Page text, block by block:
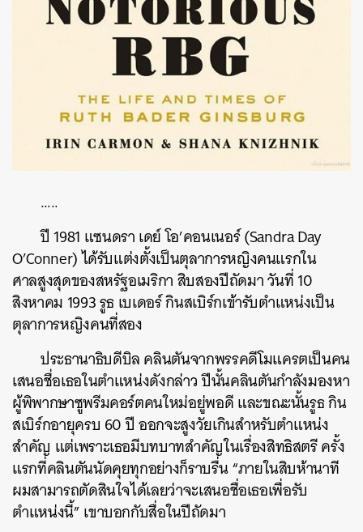
…..
ปี1981 แซนดราเดย์โอ’คอนเนอร์(Sandra Day
O’Conner)ได้รับแต่งตั้งเป็นตุลาการหญิงคนแรกใน
ศาลสูงสุดของสหรัฐอเมริกาสิบสองปีถัดมาวันที่10
สิงหาคม1993รูธเบเดอร์กินสเบิร์กเข้ารับตำแหน่งเป็น
ตุลาการหญิงคนที่สอง
ประธานาธิบดีบิลคลินตันจากพรรคดีโมแครตเป็นคน
เสนอชื่อเธอในตำแหน่งดังกล่าวปีนั้นคลินตันกำลังมองหา
ผู้พิพากษาซูพรีมคอร์ตคนใหม่อยู่พอดีและขณะนั้นรูธกิน
สเบิร์กอายุครบ 60ปีออกจะสูงวัยเกินสำหรับตำแหน่ง
สำคัญ แต่เพราะเธอมีบทบาทสำคัญในเรื่องสิทธิสตรีครั้ง
แรกที่คลินตันนัดคุยทุกอย่างก็ราบรื่น“ภายในสิบห้านาที
ผมสามารถตัดสินใจได้เลยว่าจะเสนอชื่อเธอเพื่อรับ
ตำแหน่งนี้”เขาบอกกับสื่อในปีถัดมา
ค้นหา
SHARE TWEET LINE EMAIL